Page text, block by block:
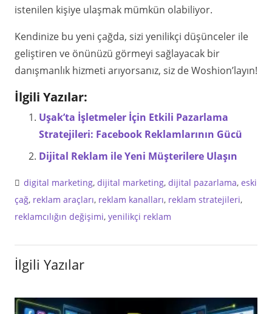
istenilen kişiye ulaşmak mümkün olabiliyor.
Kendinize bu yeni çağda, sizi yenilikçi düşünceler ile
geliştiren ve önünüzü görmeyi sağlayacak bir
danışmanlık hizmeti arıyorsanız, siz de Woshion’layın!
İlgili Yazılar:
Uşak’ta İşletmeler İçin Etkili Pazarlama
Stratejileri: Facebook Reklamlarının Gücü
Dijital Reklam ile Yeni Müşterilere Ulaşın
digital marketing, dijital marketing, dijital pazarlama, eski
çağ, reklam araçları, reklam kanalları, reklam stratejileri,
reklamcılığın değişimi, yenilikçi reklam
İlgili Yazılar